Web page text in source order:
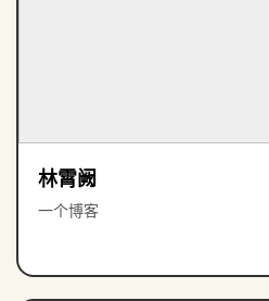
林霄阙
一个博客